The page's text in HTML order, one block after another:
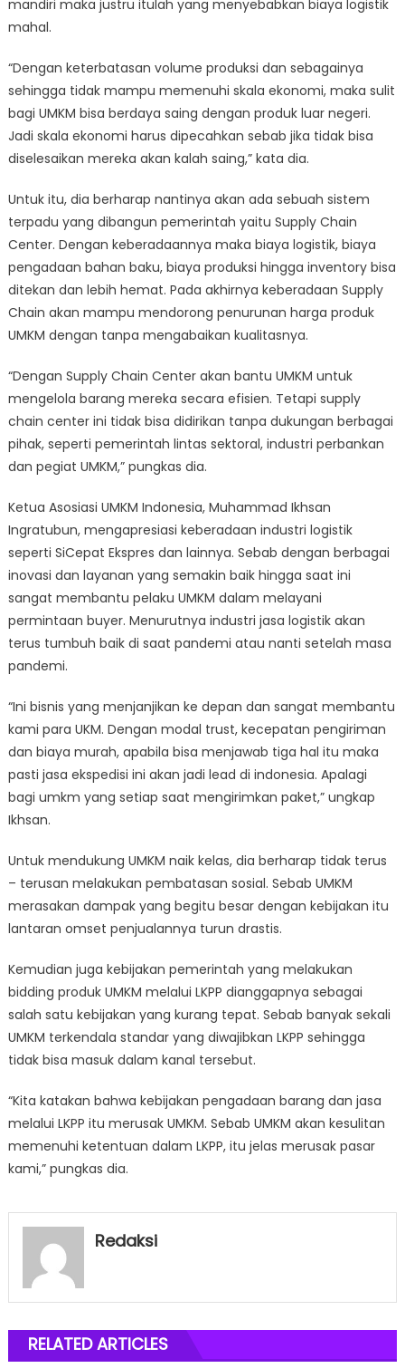
mandiri maka justru itulah yang menyebabkan biaya logistik
mahal.
“Dengan keterbatasan volume produksi dan sebagainya
sehingga tidak mampu memenuhi skala ekonomi, maka sulit
bagi UMKM bisa berdaya saing dengan produk luar negeri.
Jadi skala ekonomi harus dipecahkan sebab jika tidak bisa
diselesaikan mereka akan kalah saing,” kata dia.
Untuk itu, dia berharap nantinya akan ada sebuah sistem
terpadu yang dibangun pemerintah yaitu Supply Chain
Center. Dengan keberadaannya maka biaya logistik, biaya
pengadaan bahan baku, biaya produksi hingga inventory bisa
ditekan dan lebih hemat. Pada akhirnya keberadaan Supply
Chain akan mampu mendorong penurunan harga produk
UMKM dengan tanpa mengabaikan kualitasnya.
“Dengan Supply Chain Center akan bantu UMKM untuk
mengelola barang mereka secara efisien. Tetapi supply
chain center ini tidak bisa didirikan tanpa dukungan berbagai
pihak, seperti pemerintah lintas sektoral, industri perbankan
dan pegiat UMKM,” pungkas dia.
Ketua Asosiasi UMKM Indonesia, Muhammad Ikhsan
Ingratubun, mengapresiasi keberadaan industri logistik
seperti SiCepat Ekspres dan lainnya. Sebab dengan berbagai
inovasi dan layanan yang semakin baik hingga saat ini
sangat membantu pelaku UMKM dalam melayani
permintaan buyer. Menurutnya industri jasa logistik akan
terus tumbuh baik di saat pandemi atau nanti setelah masa
pandemi.
“Ini bisnis yang menjanjikan ke depan dan sangat membantu
kami para UKM. Dengan modal trust, kecepatan pengiriman
dan biaya murah, apabila bisa menjawab tiga hal itu maka
pasti jasa ekspedisi ini akan jadi lead di indonesia. Apalagi
bagi umkm yang setiap saat mengirimkan paket,” ungkap
Ikhsan.
Untuk mendukung UMKM naik kelas, dia berharap tidak terus
– terusan melakukan pembatasan sosial. Sebab UMKM
merasakan dampak yang begitu besar dengan kebijakan itu
lantaran omset penjualannya turun drastis.
Kemudian juga kebijakan pemerintah yang melakukan
bidding produk UMKM melalui LKPP dianggapnya sebagai
salah satu kebijakan yang kurang tepat. Sebab banyak sekali
UMKM terkendala standar yang diwajibkan LKPP sehingga
tidak bisa masuk dalam kanal tersebut.
“Kita katakan bahwa kebijakan pengadaan barang dan jasa
melalui LKPP itu merusak UMKM. Sebab UMKM akan kesulitan
memenuhi ketentuan dalam LKPP, itu jelas merusak pasar
kami,” pungkas dia.
Redaksi
RELATED ARTICLES